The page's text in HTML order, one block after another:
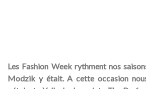
Les Fashion Week rythment nos
Modzik y était. A cette occasion